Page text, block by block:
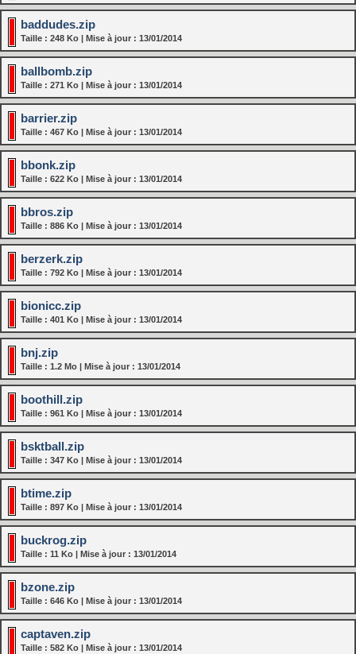
baddudes.zip
Taille : 248 Ko | Mise à jour : 13/01/2014
ballbomb.zip
Taille : 271 Ko | Mise à jour : 13/01/2014
barrier.zip
Taille : 467 Ko | Mise à jour : 13/01/2014
bbonk.zip
Taille : 622 Ko | Mise à jour : 13/01/2014
bbros.zip
Taille : 886 Ko | Mise à jour : 13/01/2014
berzerk.zip
Taille : 792 Ko | Mise à jour : 13/01/2014
bionicc.zip
Taille : 401 Ko | Mise à jour : 13/01/2014
bnj.zip
Taille : 1.2 Mo | Mise à jour : 13/01/2014
boothill.zip
Taille : 961 Ko | Mise à jour : 13/01/2014
bsktball.zip
Taille : 347 Ko | Mise à jour : 13/01/2014
btime.zip
Taille : 897 Ko | Mise à jour : 13/01/2014
buckrog.zip
Taille : 11 Ko | Mise à jour : 13/01/2014
bzone.zip
Taille : 646 Ko | Mise à jour : 13/01/2014
captaven.zip
Taille : 582 Ko | Mise à jour : 13/01/2014